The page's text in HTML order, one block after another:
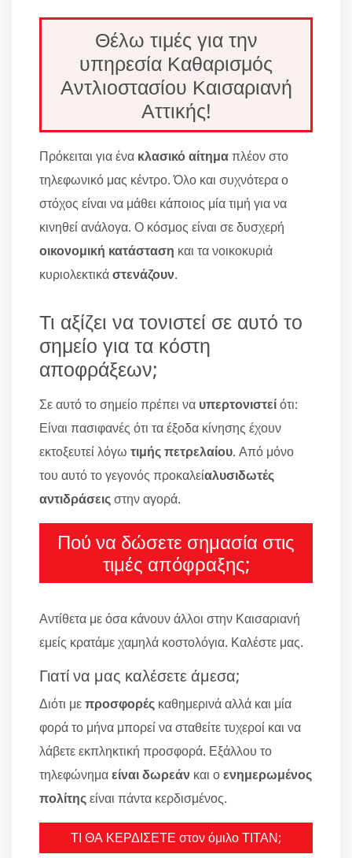
Θέλω τιμές για την
υπηρεσία Καθαρισμός
Αντλιοστασίου Καισαριανή
Αττικής!
Πρόκειται για ένα κλασικό αίτημαπλέον στο
τηλεφωνικό μας κέντρο. Όλο και συχνότερα ο
στόχος είναι να μάθει κάποιος μία τιμή για να
κινηθεί ανάλογα. Ο κόσμος είναι σε δυσχερή
οικονομική κατάσταση και τα νοικοκυριά
κυριολεκτικάστενάζουν.
Τι αξίζει να τονιστεί σε αυτό το
σημείο για τα κόστη
αποφράξεων;
Σε αυτό το σημείο πρέπει να υπερτονιστείότι:
Είναι πασιφανές ότι τα έξοδα κίνησης έχουν
εκτοξευτεί λόγω τιμής πετρελαίου. Από μόνο
του αυτό το γεγονός προκαλείαλυσιδωτές
αντιδράσειςστην αγορά.
Πού να δώσετε σημασία στις
τιμές απόφραξης;
Αντίθετα με όσα κάνουν άλλοι στην Καισαριανή
εμείς κρατάμε χαμηλά κοστολόγια. Καλέστε μας.
Γιατί να μας καλέσετε άμεσα;
Διότι μεπροσφορές καθημερινά αλλά και μία
φορά το μήνα μπορεί να σταθείτε τυχεροί και να
λάβετε εκπληκτική προσφορά. Εξάλλου το
τηλεφώνημαείναι δωρεάν και οενημερωμένος
πολίτηςείναι πάντα κερδισμένος.
ΤΙ ΘΑ ΚΕΡΔΙΣΕΤΕ στον όμιλο ΤΙΤΑΝ;